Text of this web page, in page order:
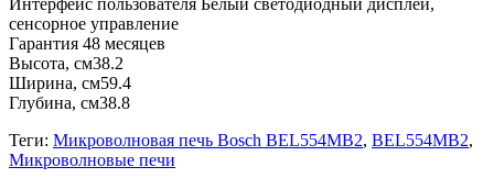
Интерфейс пользователя Белый светодиодный дисплей,
сенсорное управление
Гарантия 48 месяцев
Высота, см38.2
Ширина, см59.4
Глубина, см38.8
Теги: Микроволновая печь Bosch BEL554MB2, BEL554MB2,
Микроволновые печи